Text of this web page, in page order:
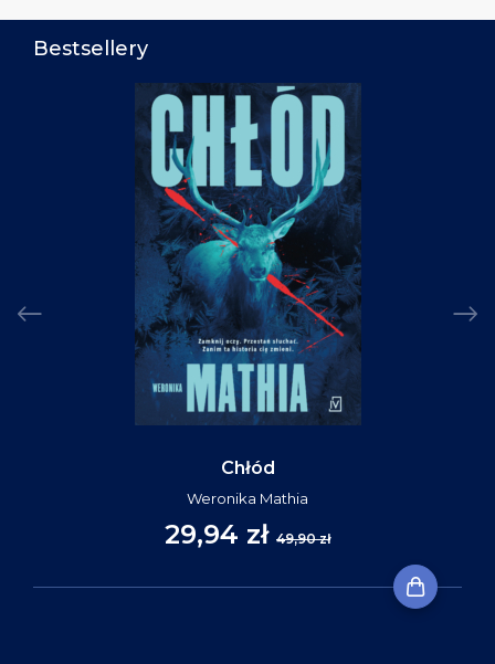
Bestsellery
Chłód
Weronika Mathia
29,94 zł 49,90 zł